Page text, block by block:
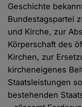
Geschichte
Bundestagspartei
und Kirche, zur
Körperschaft des
Kirchen, zur
kircheneigenes
Staatsleistungen
bestehenden